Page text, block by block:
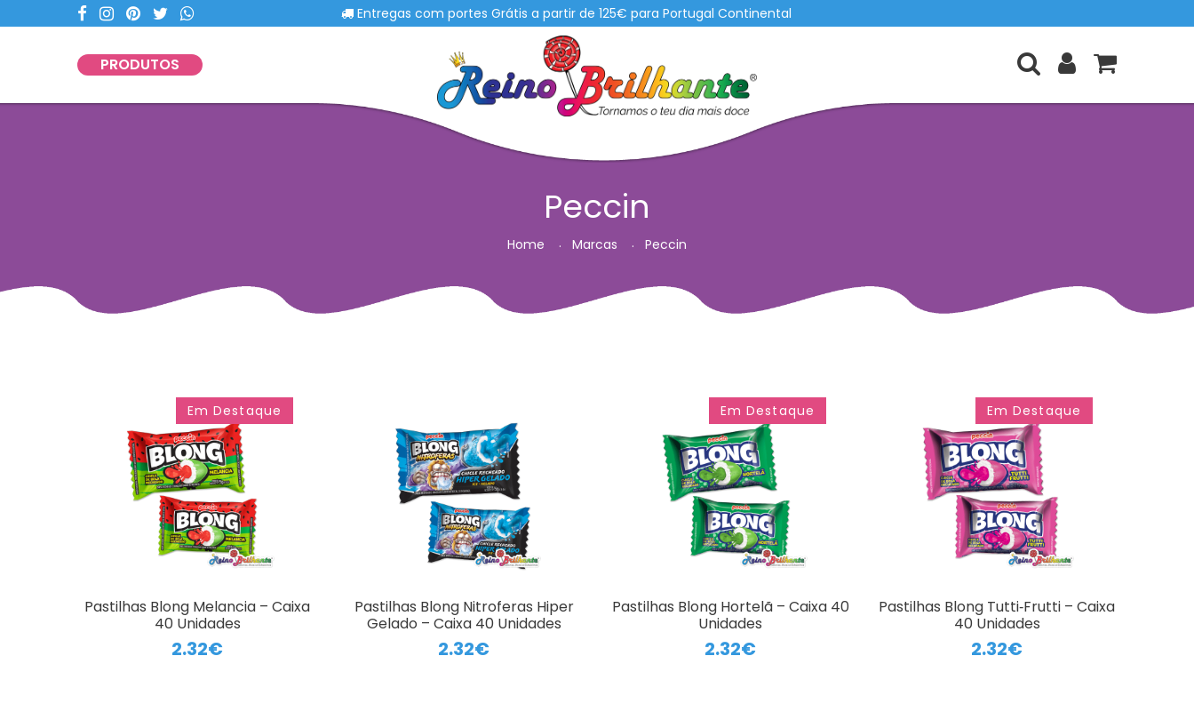
Entregas com portes Grátis a partir de 125€ para Portugal Continental
PRODUTOS
Peccin
Home Marcas Peccin
Em Destaque
Pastilhas Blong Melancia – Caixa
40 Unidades
2.32€
Pastilhas Blong Nitroferas Hiper
Gelado – Caixa 40 Unidades
2.32€
Em Destaque
Pastilhas Blong Hortelã – Caixa 40
Unidades
2.32€
Em Destaque
Pastilhas Blong Tutti‑Frutti – Caixa
40 Unidades
2.32€